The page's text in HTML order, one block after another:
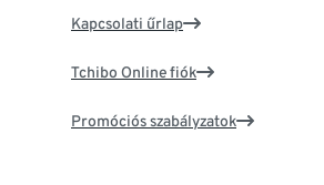
Kapcsolati űrlap
Tchibo Online fiók
Promóciós szabályzatok